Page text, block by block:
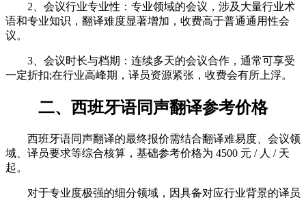
2、会议行业专业性：专业领域的会议，涉及大量行业术
语和专业知识，翻译难度显著增加，收费高于普通通用性会
议。
3、会议时长与档期：连续多天的会议合作，通常可享受
一定折扣;在行业高峰期，译员资源紧张，收费会有所上浮。
二、西班牙语同声翻译参考价格
西班牙语同声翻译的最终报价需结合翻译难易度、会议领
域、译员要求等综合核算，基础参考价格为 4500 元 / 人 / 天
起。
对于专业度极强的细分领域，因具备对应行业背景的译员